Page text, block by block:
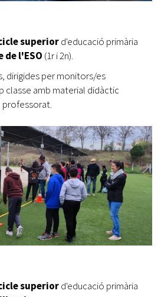
superiord'educació primària
de l'ESO (1r i 2n).
dirigides per monitors/es
classe amb material didàctic
superiord'educació primària